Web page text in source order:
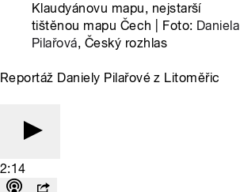
Klaudyánovu mapu, nejstarší
tištěnou mapu Čech | Foto: Daniela
Pilařová, Český rozhlas
Reportáž Daniely Pilařové z Litoměřic
2:14